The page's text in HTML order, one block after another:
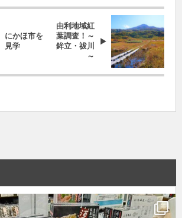
にかほ市を
見学
由利地域紅
葉調査！～
鉾立・祓川
～